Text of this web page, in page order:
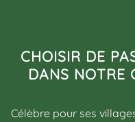
CHOISIR DE
DANS NOTRE
Célèbre pour ses